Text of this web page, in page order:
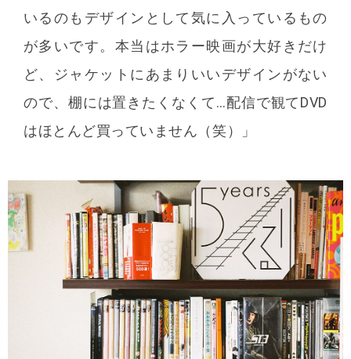
いるのもデザインとして気に入っているもの
が多いです。本当はホラー映画が大好きだけ
ど、ジャケットにあまりいいデザインがない
ので、棚には置きたくなくて…配信で観てDVD
はほとんど買っていません（笑）」